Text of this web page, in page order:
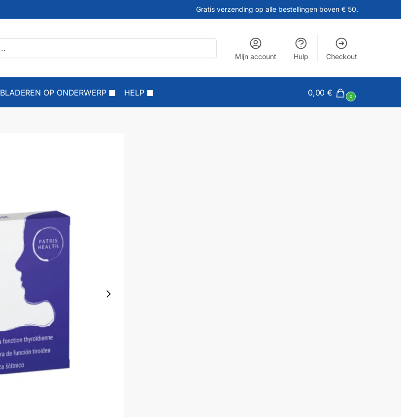
Gratis verzending op alle bestellingen boven € 50.
Mijn account Hulp Checkout
BLADEREN OP ONDERWERP HELP 0,00€ 0